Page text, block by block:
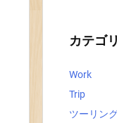
カテゴ
Work
Trip
ツーリン